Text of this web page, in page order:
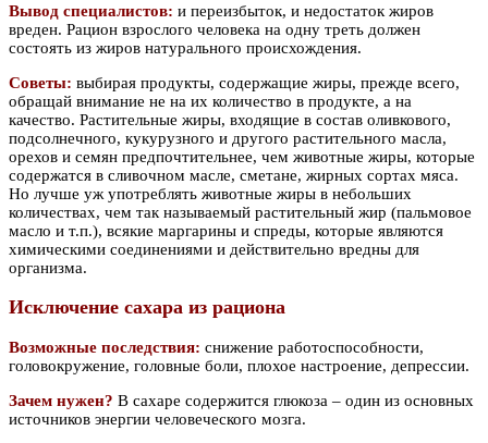
Вывод специалистов: и переизбыток, и недостаток жиров
вреден. Рацион взрослого человека на одну треть должен
состоять из жиров натурального происхождения.
Советы: выбирая продукты, содержащие жиры, прежде всего,
обращай внимание не на их количество в продукте, а на
качество. Растительные жиры, входящие в состав оливкового,
подсолнечного, кукурузного и другого растительного масла,
орехов и семян предпочтительнее, чем животные жиры, которые
содержатся в сливочном масле, сметане, жирных сортах мяса.
Но лучше уж употреблять животные жиры в небольших
количествах, чем так называемый растительный жир (пальмовое
масло и т.п.), всякие маргарины и спреды, которые являются
химическими соединениями и действительно вредны для
организма.
Исключение сахара из рациона
Возможные последствия: снижение работоспособности,
головокружение, головные боли, плохое настроение, депрессии.
Зачем нужен? В сахаре содержится глюкоза – один из основных
источников энергии человеческого мозга.